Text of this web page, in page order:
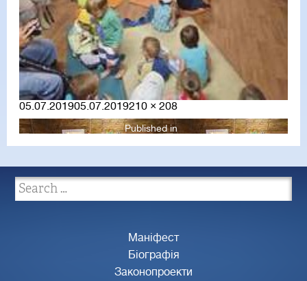
Posted
on
05.07.201905.07.2019Full
size
210 × 208
Published in
Маніфест
Біографія
Законопроекти